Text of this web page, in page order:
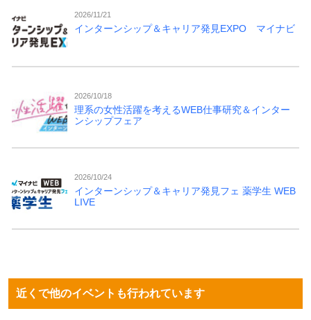
2026/11/21
インターンシップ＆キャリア発見EXPO マイナビ
2026/10/18
理系の女性活躍を考えるWEB仕事研究＆インター
ンシップフェア
2026/10/24
インターンシップ＆キャリア発見フェ 薬学生 WEB
LIVE
近くで他のイベントも行われています